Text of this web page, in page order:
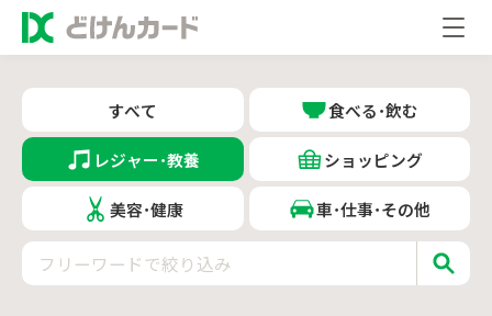
すべて 食べる･飲む
レジャー･教養 ショッピング
美容･健康 車･仕事･その他